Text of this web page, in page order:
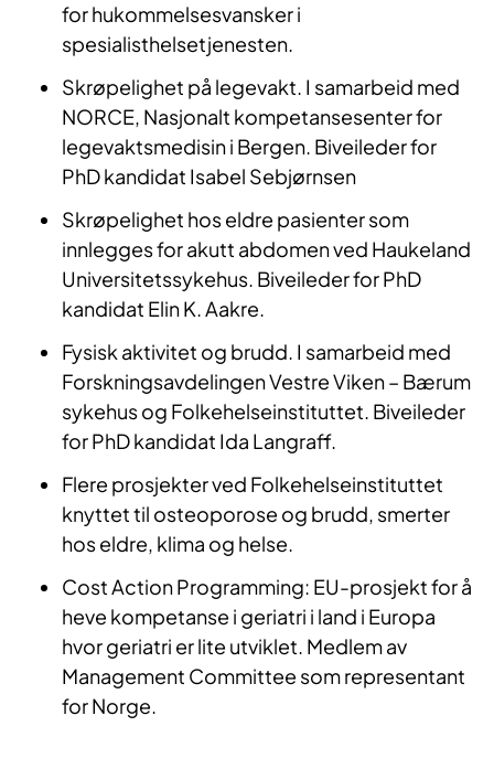
for hukommelsesvansker i
spesialisthelsetjenesten.
Skrøpelighet på legevakt. I samarbeid med
NORCE, Nasjonalt kompetansesenter for
legevaktsmedisin i Bergen. Biveileder for
PhD kandidat Isabel Sebjørnsen
Skrøpelighet hos eldre pasienter som
innlegges for akutt abdomen ved Haukeland
Universitetssykehus. Biveileder for PhD
kandidat Elin K. Aakre.
Fysisk aktivitet og brudd. I samarbeid med
Forskningsavdelingen Vestre Viken – Bærum
sykehus og Folkehelseinstituttet. Biveileder
for PhD kandidat Ida Langraff.
Flere prosjekter ved Folkehelseinstituttet
knyttet til osteoporose og brudd, smerter
hos eldre, klima og helse.
Cost Action Programming: EU-prosjekt for å
heve kompetanse i geriatri i land i Europa
hvor geriatri er lite utviklet. Medlem av
Management Committee som representant
for Norge.